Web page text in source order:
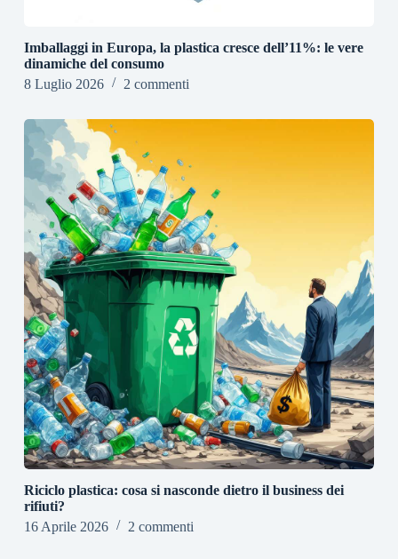
Imballaggi in Europa, la plastica cresce dell’11%: le vere
dinamiche del consumo
8 Luglio 2026
2 commenti
Riciclo plastica: cosa si nasconde dietro il business dei
rifiuti?
16 Aprile 2026
2 commenti